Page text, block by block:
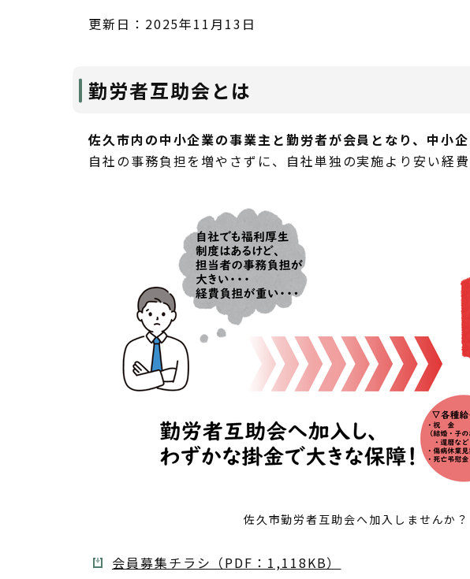
更新日：2025年11月13日
勤労者互助会とは
佐久市内の中小企業の事業主と勤労者が会員となり、中小
自社の事務負担を増やさずに、自社単独の実施より安い経
佐久市勤労者互助会へ加入しませんか？
会員募集チラシ（PDF：1,118KB）